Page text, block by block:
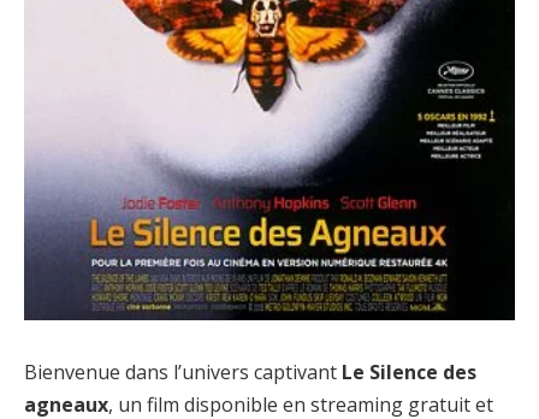
Bienvenue dans l’univers captivant Le Silence des
agneaux, un film disponible en streaming gratuit et